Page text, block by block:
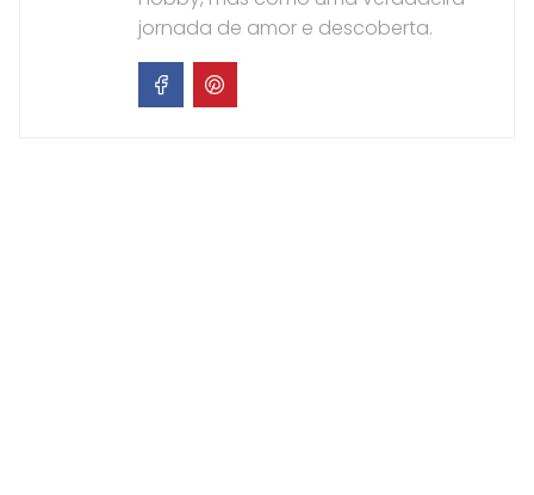
jornada de amor e descoberta.